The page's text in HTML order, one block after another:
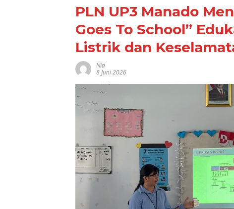
PLN UP3 Manado
Goes To School”
Listrik dan
Nia
8 Juni 2026